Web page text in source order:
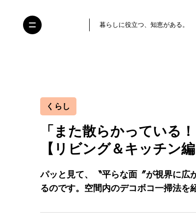
暮らしに役立つ、知恵がある。
くらし
「また散らかっている
【リビング＆キッチン編
パッと見て、〝平らな面〞が視界に広
るのです。空間内のデコボコ一掃法を